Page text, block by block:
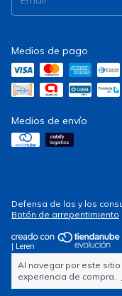
Al navegar por este sitio
experiencia de compra.
Medios de pago
Medios de envío
Defensa de las y los
Botón de arrepentimiento
| Leren
Copyright Electrocity -